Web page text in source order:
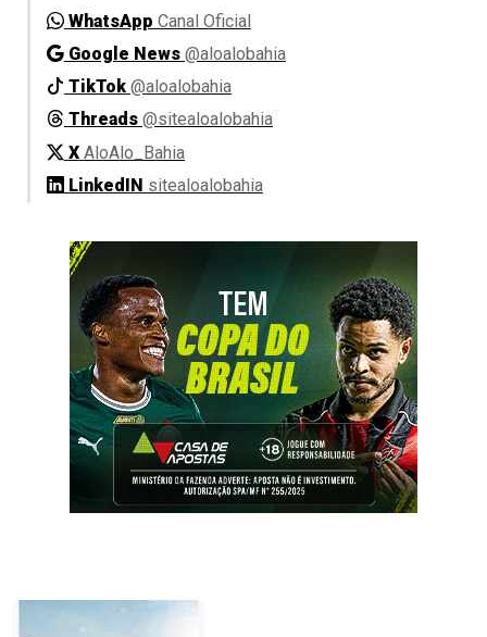
WhatsApp Canal Oficial
Google News @aloalobahia
TikTok @aloalobahia
Threads @sitealoalobahia
X AloAlo_Bahia
LinkedIN sitealoalobahia